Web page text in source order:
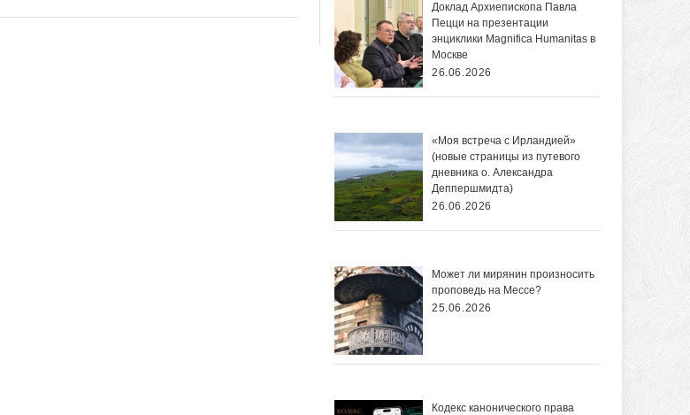
Доклад Архиепископа Павла
Пецци на презентации
энциклики Magnifica Нumanitas в
Москве
26.06.2026
«Моя встреча с Ирландией»
(новые страницы из путевого
дневника о. Александра
Деппершмидта)
26.06.2026
Может ли мирянин произносить
проповедь на Мессе?
25.06.2026
Кодекс канонического права